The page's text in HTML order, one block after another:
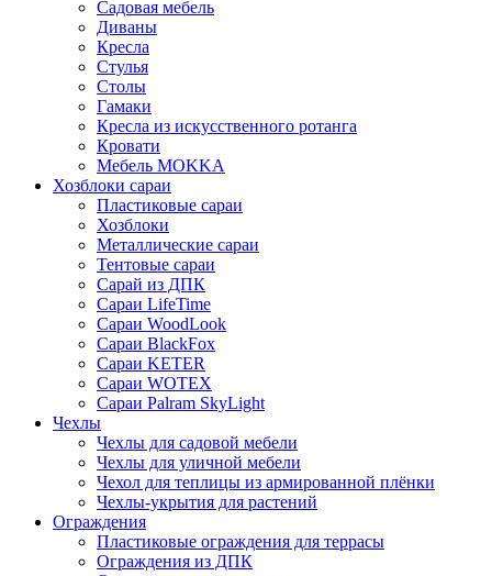
Садовая мебель
Диваны
Кресла
Стулья
Столы
Гамаки
Кресла из искусственного ротанга
Кровати
Мебель MOKKA
Хозблоки сараи
Пластиковые сараи
Хозблоки
Металлические сараи
Тентовые сараи
Сарай из ДПК
Cараи LifeTime
Cараи WoodLook
Сараи BlackFox
Сараи KETER
Сараи WOTEX
Сараи Palram SkyLight
Чехлы
Чехлы для садовой мебели
Чехлы для уличной мебели
Чехол для теплицы из армированной плёнки
Чехлы-укрытия для растений
Ограждения
Пластиковые ограждения для террасы
Ограждения из ДПК